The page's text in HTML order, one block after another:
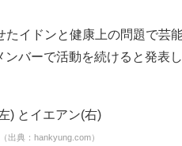
イドンと健康上の問題で芸
バーで活動を続けると発表し
出典：hankyung.com）